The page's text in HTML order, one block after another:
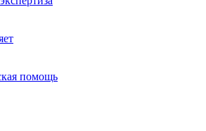
помощь